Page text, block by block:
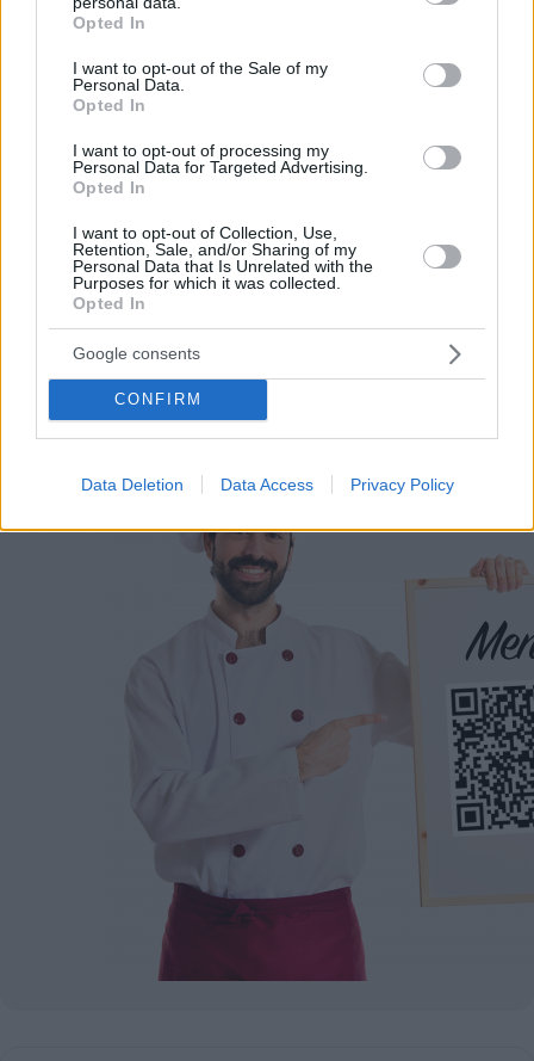
grant or deny consent to Google and its third-party tags to
use your data for below specified purposes in below Google
consent section.
Opted In
I want to opt-out of the Sale of my
Personal Data.
Opted In
I want to opt-out of processing my
Personal Data for Targeted Advertising.
Opted In
I want to opt-out of Collection, Use,
Retention, Sale, and/or Sharing of my
Personal Data that Is Unrelated with the
Purposes for which it was collected.
Opted In
Google consents
CONFIRM
Data Deletion Data Access Privacy Policy
marketing gastronómico y diseño te
acompañaran en el proceso.
Por eso hemos diseñado un sistema capaz de
ayudar a tu negocio a adaptarse a las
circunstancias actuales que nuestro país está
que pueden ayudarte a aminorar las cargas de
trabajo en tu negocio o empresa para que
puedas ofrecer a tus clientes la seguridad y el
apoyo que merecen. Llega la transformación
digital para quedarse. Menú digital QR para el
sector gastronómico de Venezuela con Recafy.